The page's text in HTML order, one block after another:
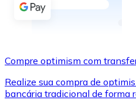
Transferência SEPA
Use cartões Visa e
Compre optimism com
Realize sua compra de
bancária tradicional de forma